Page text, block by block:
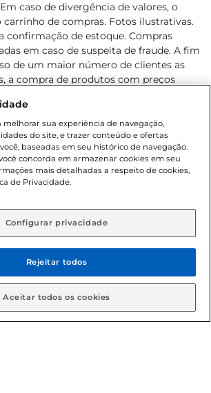
caso de divergência de valores, o
carrinho de compras. Fotos ilustrativas.
confirmação de estoque. Compras
em caso de suspeita de fraude. A fim
de um maior número de clientes as
a compra de produtos com preços
ofertas e condições são exclusivos para
durante o dia de hoje, podendo
prévia notificação. Proibida a venda
para menores de 18 anos, conforme
81, inciso II (Estatuto da Criança e do
e condições exclusivos para o
mínimo para as compras on-line é de
Copyright. Todos os direitos
reservados Gbarbosa.
melhorar sua experiência de navegação,
do site, e trazer conteúdo e ofertas
baseadas em seu histórico de navegação.
concorda em armazenar cookies em seu
mais detalhadas a respeito de cookies,
de Privacidade.
Configurar privacidade
Rejeitar todos
Aceitar todos os cookies